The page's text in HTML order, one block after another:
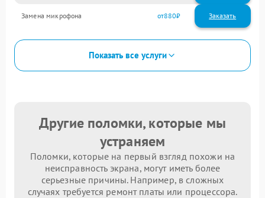
Замена микрофона 880
Показать все услуги
Другие поломки, которые мы
устраняем
Поломки, которые на первый взгляд похожи на
неисправность экрана, могут иметь более
серьезные причины. Например, в сложных
случаях требуется ремонт платы или процессора.